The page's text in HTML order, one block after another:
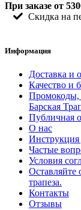
При заказе от
Скидка на
Информация
Доставка и
Качество и
Промокоды,
Барская
Публичная
О нас
Инструкция
Частые
Условия
Оставляйте
трапеза.
Контакты
Отзывы